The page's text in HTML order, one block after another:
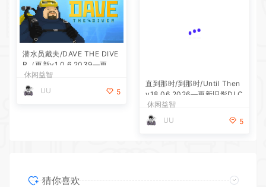
潜水员戴夫/DAVE THE DIVE
R（更新v1.0.6.2039—更新D
LC）
休闲益智
UU
5
直到那时/到那时/Until Then
v18.06.2026—更新旧影DLC
休闲益智
UU
5
猜你喜欢